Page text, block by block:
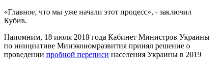
«Главное, что мы уже начали этот процесс», - заключил
Кубив.
Напомним, 18 июля 2018 года Кабинет Министров Украины
по инициативе Минэкономразвития принял решение о
проведении пробной переписи населения Украины в 2019